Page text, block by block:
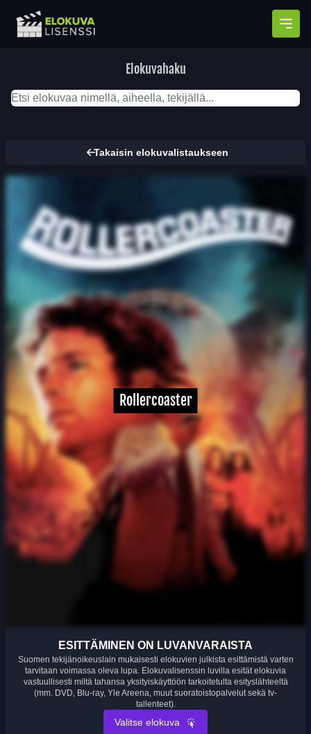
Elokuvahaku
Takaisin elokuvalistaukseen
Rollercoaster
ESITTÄMINEN ON LUVANVARAISTA
Suomen tekijänoikeuslain mukaisesti elokuvien julkista esittämistä varten
tarvitaan voimassa oleva lupa. Elokuvalisenssin luvilla esität elokuvia
vastuullisesti miltä tahansa yksityiskäyttöön tarkoitetulta esityslähteeltä
(mm. DVD, Blu-ray, Yle Areena, muut suoratoistopalvelut sekä tv-
tallenteet).
Valitse elokuva